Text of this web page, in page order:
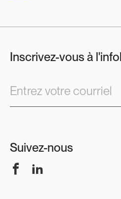
Inscrivez-vous à
Entrez votre courriel
Suivez-nous
FacebookLinkedIn